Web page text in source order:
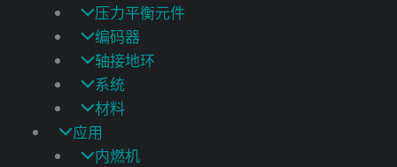
压力平衡元件
编码器
轴接地环
系统
材料
应用
内燃机